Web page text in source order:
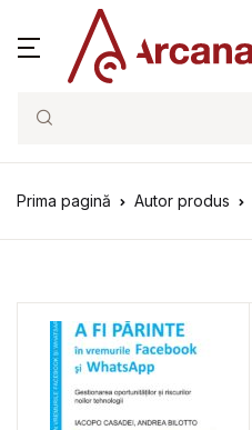
Search
Prima pagină Autor produs